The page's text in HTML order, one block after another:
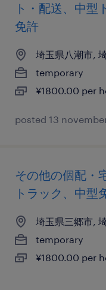
ト・配送、中型
免許
埼玉県八潮市,
temporary
¥1800.00 per
posted 13
その他の個配・
トラック、中型
埼玉県三郷市,
temporary
¥1800.00 per